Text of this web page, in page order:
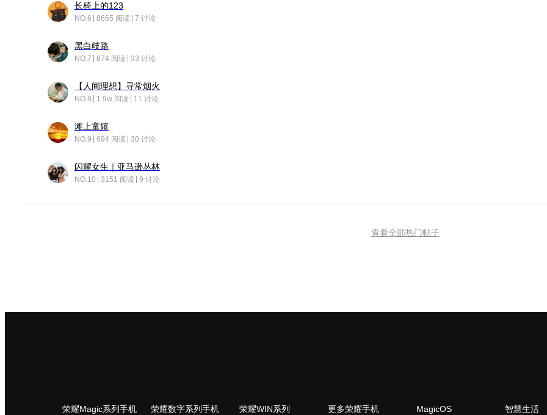
长椅上的123
NO.6 8665 阅读 7 讨论
黑白歧路
NO.7 874 阅读 33 讨论
【人间理想】寻常烟火
NO.8 1.9w 阅读 11 讨论
滩上童嬉
NO.9 694 阅读 30 讨论
闪耀女生｜亚马逊丛林
NO.10 3151 阅读 9 讨论
查看全部热门帖子
荣耀Magic系列手机 荣耀数字系列手机 荣耀WIN系列 更多荣耀手机 MagicOS 智慧生活